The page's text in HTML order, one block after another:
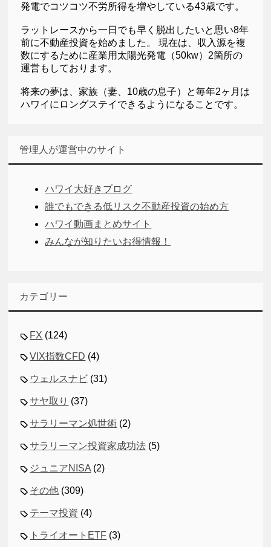
発電でコツコツ不労所得を増やしている43歳です。
ラットレースから一日でも早く脱出したいと思い8年
前に不動産投資を始めました。 現在は、収入源を複
数にするために産業用太陽光発電（50kw）2箇所の
運営もしております。
将来の夢は、家族（妻、10歳の息子）と毎年2ヶ月は
ハワイにロングステイできるようになることです。
管理人が運営中のサイト
ハワイ大好きブログ
誰でもできる低リスク不動産投資の始め方
ハワイ動画まとめサイト
みんなが知りたいお得情報！
カテゴリー
FX (124)
VIX指数CFD (4)
ウェルスナビ (31)
サヤ取り (37)
サラリーマン処世術 (2)
サラリーマン投資家成功法 (5)
ジュニアNISA (2)
その他 (309)
テーマ投資 (4)
トライオートETF (3)